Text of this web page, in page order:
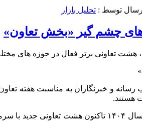
توسط : تحلیل بازار
چشم گیر «بخش تعاون»
تعاونی برتر فعال در حوزه های
و خبرنگاران به مناسبت هفته تعاون